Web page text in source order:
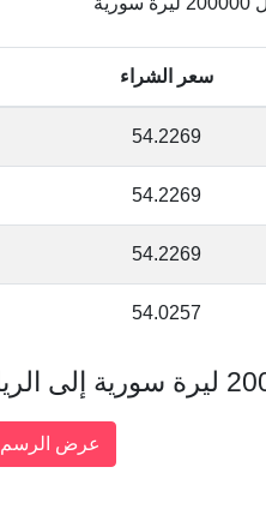
سعر الشراء
54.2269
54.2269
54.2269
54.0257